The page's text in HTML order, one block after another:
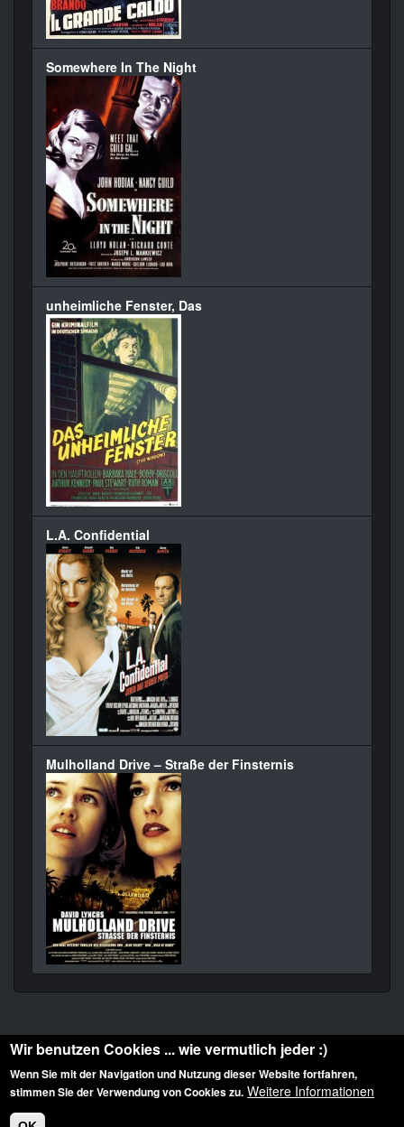
Somewhere In The Night
unheimliche Fenster, Das
L.A. Confidential
Mulholland Drive – Straße der Finsternis
Diese Website ist urheberrechtlich geschützt: © 2010-2026 der Film Noir de. Alle
Rechte vorbehalten.
Wir benutzen Cookies ... wie vermutlich jeder :)
Wenn Sie mit der Navigation und Nutzung dieser Website fortfahren,
stimmen Sie der Verwendung von Cookies zu. Weitere Informationen